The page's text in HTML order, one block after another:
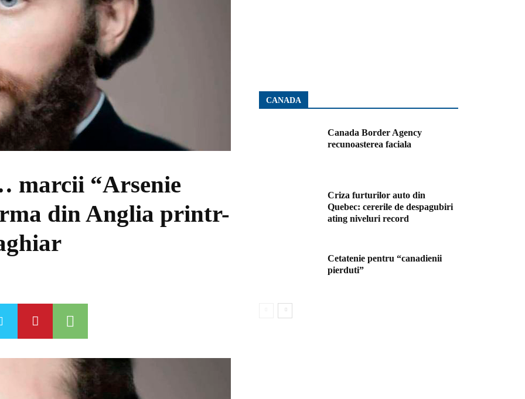
marcii “Arsenie
din Anglia printr-
CANADA
Canada Border Agency
recunoasterea faciala
Criza furturilor auto din
Quebec: cererile de despagubiri
ating niveluri record
Cetatenie pentru “canadienii
pierduti”